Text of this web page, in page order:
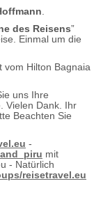
des Reisens”
Einmal um die
vom Hilton Bagnaia
uns Ihre
Vielen Dank. Ihr
Beachten Sie
-
mit
- Natürlich
reisetravel.eu